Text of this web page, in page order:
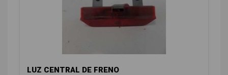
LUZ CENTRAL DE FRENO